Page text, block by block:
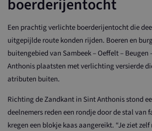
boerderijentocht
Een prachtig verlichte boerderijentocht die
uitgepijlde route konden rijden. Boeren en
buitengebied van Sambeek – Oeffelt – Beugen
Anthonis plaatsten met verlichting versierde
atributen buiten.
Richting de Zandkant in Sint Anthonis stond
deelnemers reden een rondje door de stal van
kregen een blokje kaas aangereikt. “Je ziet